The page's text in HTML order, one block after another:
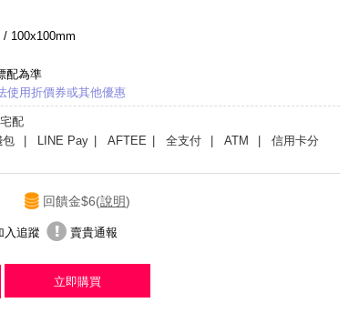
100x100mm
配為準
使用折價券或其他優惠
宅配
| LINE Pay | AFTEE | 全支付 | ATM
| 信用卡分
回饋金$6(說明)
入追蹤 賣貴通報
立即購買